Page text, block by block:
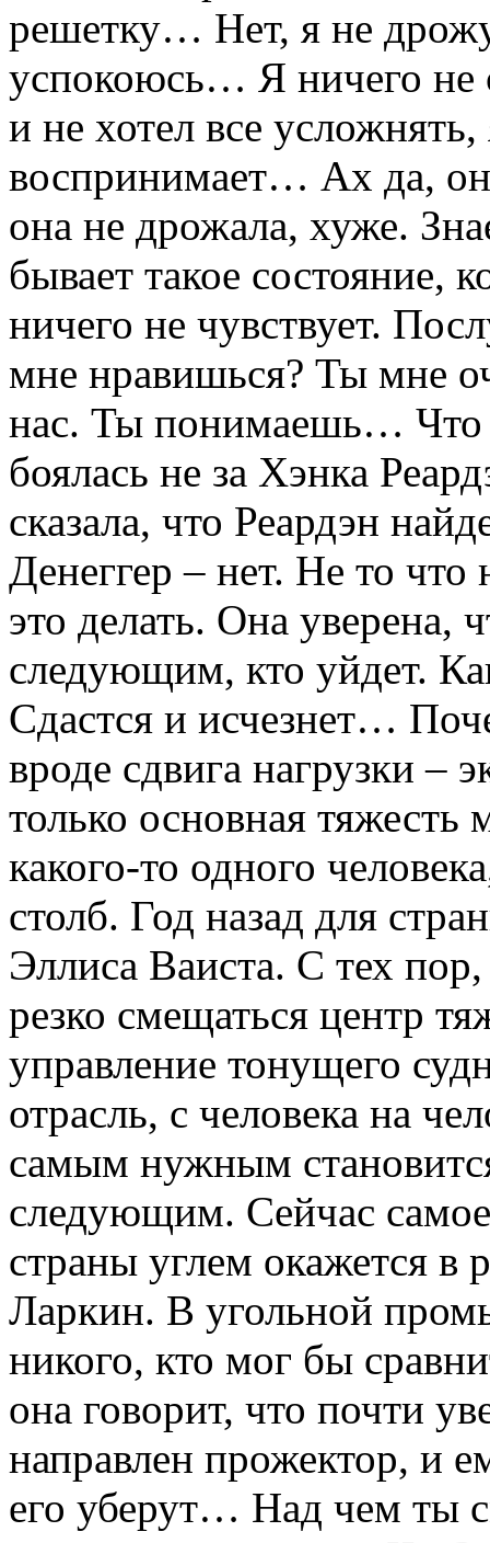
решетку… Нет, я не
успокоюсь… Я ничего не
и не хотел все
воспринимает… Ах да,
она не дрожала, хуже.
бывает такое состояние,
ничего не чувствует.
мне нравишься? Ты мне
нас. Ты понимаешь… Что
боялась не за Хэнка
сказала, что Реардэн
Денеггер – нет. Не то что
это делать. Она уверена,
следующим, кто уйдет.
Сдастся и исчезнет…
вроде сдвига нагрузки –
только основная тяжесть
какого-то одного
столб. Год назад для
Эллиса Ваиста. С тех
резко смещаться центр
управление тонущего
отрасль, с человека на
самым нужным
следующим. Сейчас
страны углем окажется в
Ларкин. В угольной
никого, кто мог бы
она говорит, что почти
направлен прожектор, и
его уберут… Над чем ты